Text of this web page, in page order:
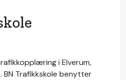
i Elverum,
BN Trafikkskole benytter